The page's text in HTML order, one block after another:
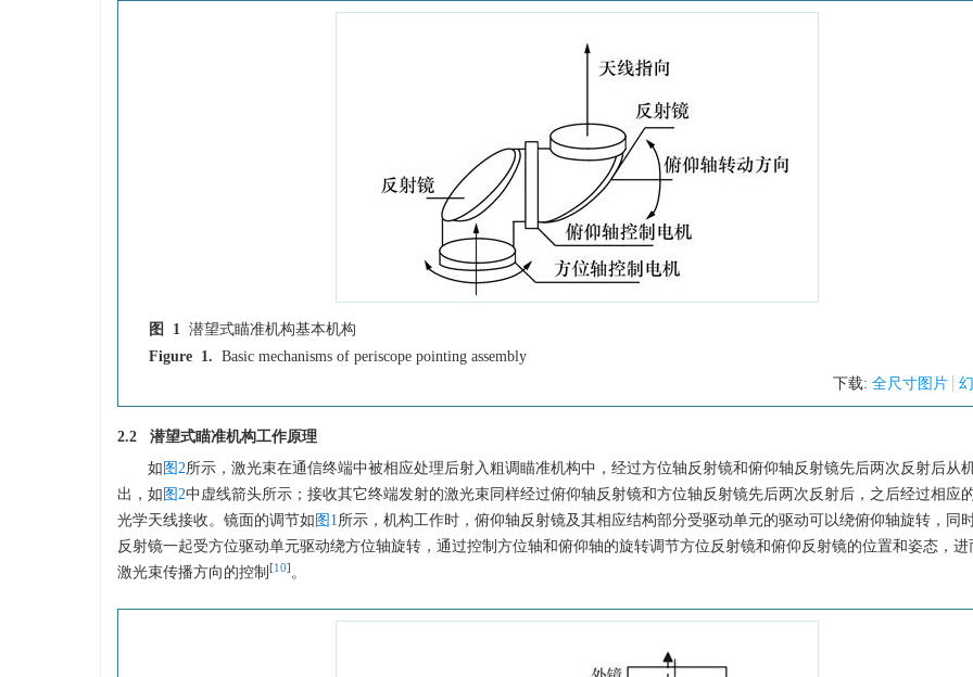
图 1 潜望式瞄准机构基本机构
Figure 1. Basic mechanisms of periscope pointing assembly
下载: 全尺寸图片
2.2 潜望式瞄准机构工作原理
如 图2所示，激光束在通信终端中被相应处理后射入粗调瞄准机构中，经过方位轴反射镜和俯仰轴反射镜先后两次反射后从
出，如 图2中虚线箭头所示；接收其它终端发射的激光束同样经过俯仰轴反射镜和方位轴反射镜先后两次反射后，之后经过相应
光学天线接收。镜面的调节如 图1所示，机构工作时，俯仰轴反射镜及其相应结构部分受驱动单元的驱动可以绕俯仰轴旋转，同
反射镜一起受方位驱动单元驱动绕方位轴旋转，通过控制方位轴和俯仰轴的旋转调节方位反射镜和俯仰反射镜的位置和姿态，进
激光束传播方向的控制 [10] 。